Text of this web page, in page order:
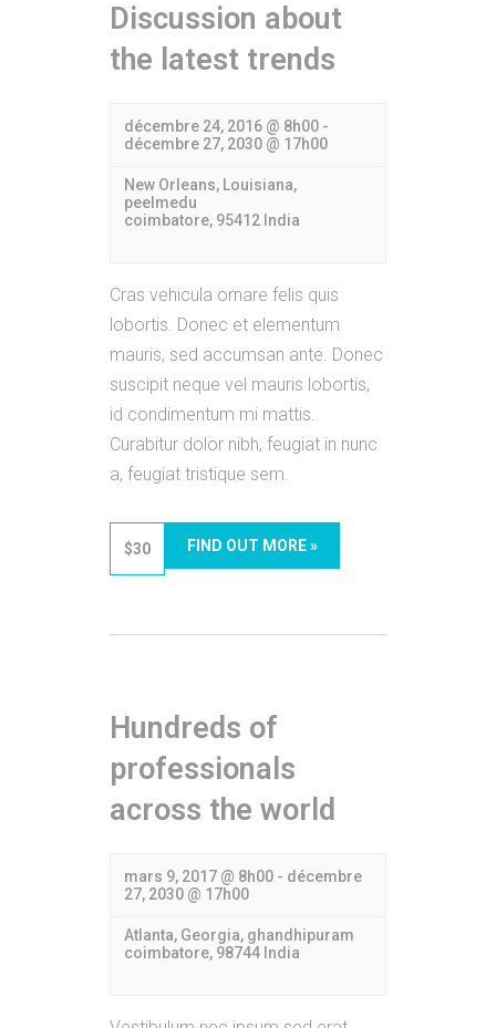
Discussion about
the latest trends
décembre 24, 2016 @ 8h00 -
décembre 27, 2030 @ 17h00
New Orleans, Louisiana,
peelmedu
coimbatore, 95412 India
Cras vehicula ornare felis quis
lobortis. Donec et elementum
mauris, sed accumsan ante. Donec
suscipit neque vel mauris lobortis,
id condimentum mi mattis.
Curabitur dolor nibh, feugiat in nunc
a, feugiat tristique sem.
$30 FIND OUT MORE »
Hundreds of
professionals
across the world
mars 9, 2017 @ 8h00 - décembre
27, 2030 @ 17h00
Atlanta, Georgia, ghandhipuram
coimbatore, 98744 India